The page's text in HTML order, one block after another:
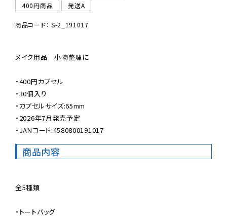
400円商品
発送A
商品コード： S-2_191017
メイク用品　小物整理に
・400円カプセル
・30個入り
・カプセルサイズ:65mm
・2026年7月発売予定
・JANコード:4580800191017
商品内容
全5種類
・トートバッグ